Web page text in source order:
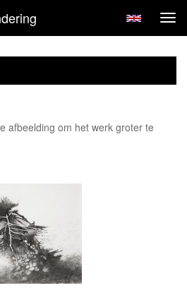
afbeelding om het werk groter te